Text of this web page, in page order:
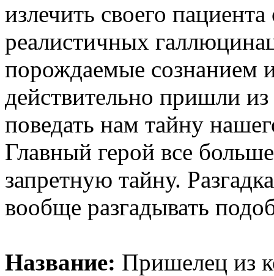
излечить своего
реалистичных
порождаемые сознанием
действительно пришли
поведать нам тайну
Главный герой все
запретную тайну.
вообще разгадывать
Название: Пришелец из